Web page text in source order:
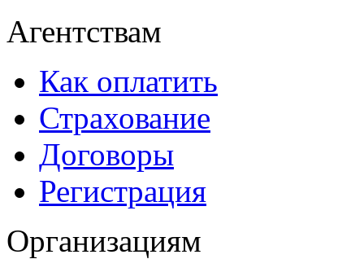
Агентствам
Как оплатить
Страхование
Договоры
Регистрация
Организациям